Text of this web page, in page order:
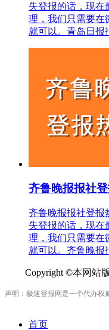
失登报的话，现在
理，我们只需要在
就可以。青岛日报
齐鲁晚报报社
齐鲁晚报报社登报
失登报的话，现在
理，我们只需要在
就可以。齐鲁晚报
Copyright ©本网站
声明：极速登报网是一个代办权
首页